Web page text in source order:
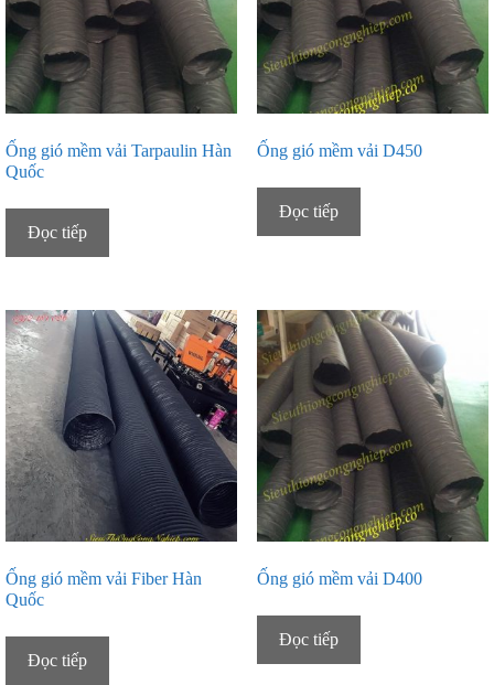
Ống gió mềm vải Tarpaulin Hàn
Quốc
Đọc tiếp
Ống gió mềm vải D450
Đọc tiếp
Ống gió mềm vải Fiber Hàn
Quốc
Đọc tiếp
Ống gió mềm vải D400
Đọc tiếp